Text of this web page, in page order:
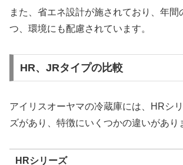
また、省エネ設計が施されており、年間
つ、環境にも配慮されています。
HR、JRタイプの比較
アイリスオーヤマの冷蔵庫には、HRシ
ズがあり、特徴にいくつかの違いがあり
HRシリーズ